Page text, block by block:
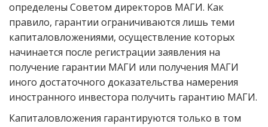
определены Советом директоров МАГИ. Как
правило, гарантии ограничиваются лишь теми
капиталовложениями, осуществление которых
начинается после регистрации заявления на
получение гарантии МАГИ или получения МАГИ
иного достаточного доказательства намерения
иностранного инвестора получить гарантию МАГИ.
Капиталовложения гарантируются только в том